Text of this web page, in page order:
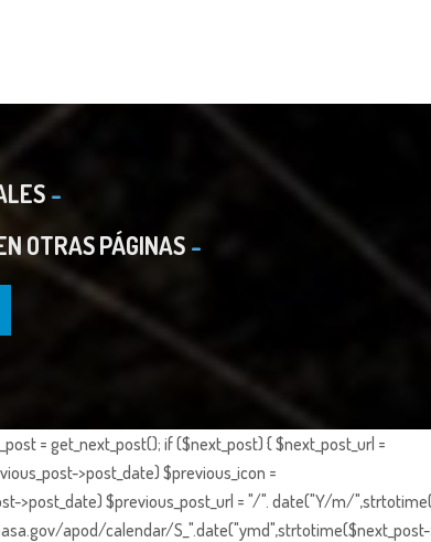
OTRAS PÁGINAS
= get_next_post(); if ($next_post) { $next_post_url =
>post_date) $previous_icon =
>post_date) $previous_post_url = "/". date("Y/m/
apod/calendar/S_".date("ymd",strtotime($next_post-